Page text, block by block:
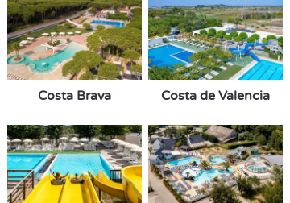
Costa Brava Costa de Valencia